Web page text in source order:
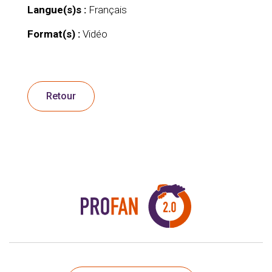
Langue(s)s : Français
Format(s) : Vidéo
Retour